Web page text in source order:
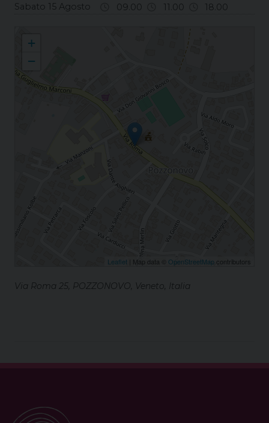
Sabato 15 Agosto
09.00 11.00 18.00
+
−
Leaflet | Map data © OpenStreetMap contributors
Via Roma 25, POZZONOVO, Veneto, Italia